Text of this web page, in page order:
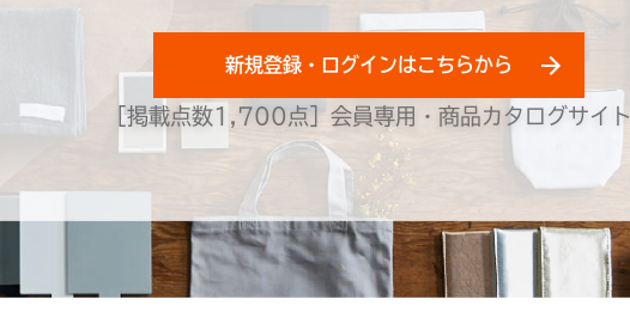
［掲載点数1,700点］会員専用・商品カタログサイト
新規登録・ログインはこちらから